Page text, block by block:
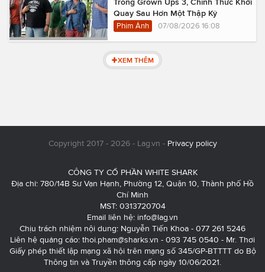
Quay Sau Hơn Một Thập Kỷ
Phim Ảnh 07/08/2026 16:08
XEM THÊM
Copyright 2017 - 2026 - Lag.vn - Privacy policy
CÔNG TY CỔ PHẦN WHITE SHARK
Địa chỉ: 780/14B Sư Vạn Hạnh, Phường 12, Quận 10, Thành phố Hồ
Chí Minh
MST: 0313720704
Email liên hệ: info@lag.vn
Chịu trách nhiệm nội dung: Nguyễn Tiến Khoa - 077 261 5246
Liên hệ quảng cáo: thoi.pham@sharks.vn - 093 745 0540 - Mr. Thơi
Giấy phép thiết lập mạng xã hội trên mạng số 345/GP-BTTTT do Bộ
Thông tin và Truyền thông cấp ngày 10/06/2021.